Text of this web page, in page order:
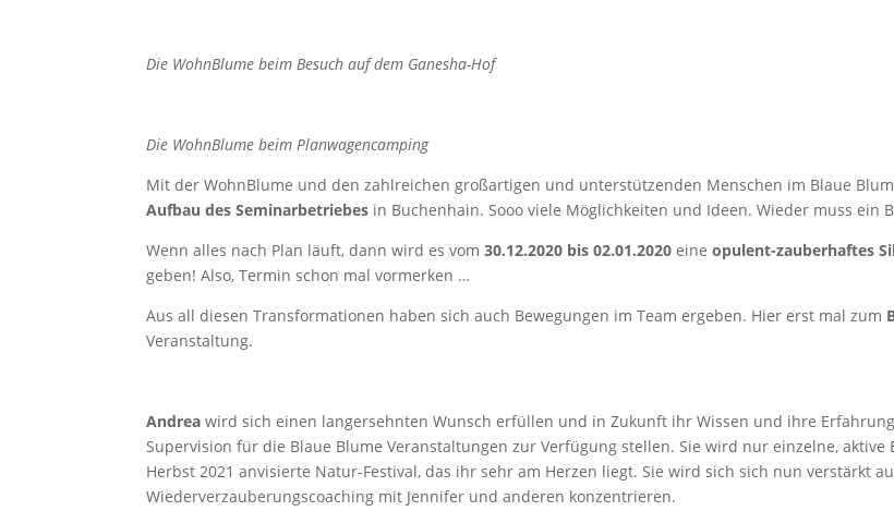
Die WohnBlume beim Besuch auf dem Ganesha-Hof
Die WohnBlume beim Planwagencamping
Mit der WohnBlume und den zahlreichen großartigen und unterstützenden Menschen im Blaue
Aufbau des Seminarbetriebes in Buchenhain. Sooo viele Möglichkeiten und Ideen. Wieder muss ein
Wenn alles nach Plan läuft, dann wird es vom30.12.2020 bis 02.01.2020 eineopulent-zauberhaftes
geben! Also, Termin schon mal vormerken …
Aus all diesen Transformationen haben sich auch Bewegungen im Team ergeben. Hier erst mal zum
Veranstaltung.
Andrea wird sich einen langersehnten Wunsch erfüllen und in Zukunft ihr Wissen und ihre
Supervision für die Blaue Blume Veranstaltungen zur Verfügung stellen. Sie wird nur einzelne,
Herbst 2021 anvisierte Natur-Festival, das ihr sehr am Herzen liegt. Sie wird sich sich nun verstärkt
Wiederverzauberungscoaching mit Jennifer und anderen konzentrieren.